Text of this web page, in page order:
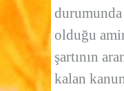
durumunda
olduğu
şartının
kalan